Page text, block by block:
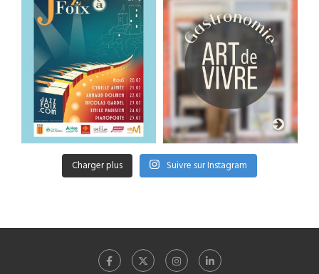
Charger plus Suivre sur Instagram